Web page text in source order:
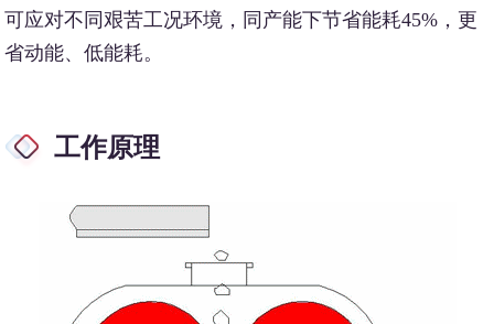
可应对不同艰苦工况环境，同产能下节省能耗45%，更
省动能、低能耗。
工作原理